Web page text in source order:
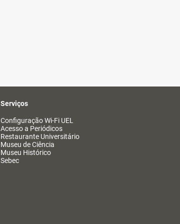
Serviços
Configuração Wi-Fi UEL
Acesso a Periódicos
Restaurante Universitário
Museu de Ciência
Museu Histórico
Sebec